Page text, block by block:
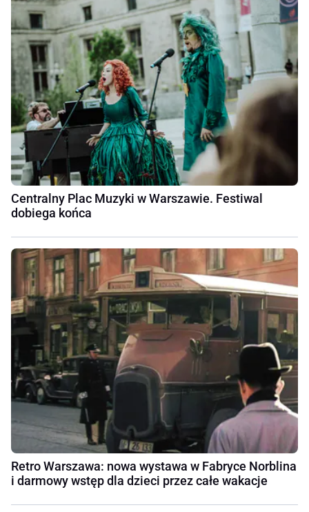
Centralny Plac Muzyki w Warszawie. Festiwal
dobiega końca
Retro Warszawa: nowa wystawa w Fabryce Norblina
i darmowy wstęp dla dzieci przez całe wakacje